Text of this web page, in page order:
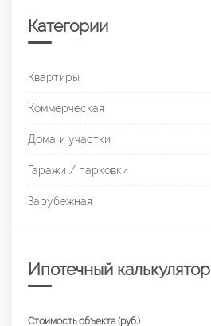
Категории
Квартиры
Коммерческая
Дома и участки
Гаражи / парковки
Зарубежная
Ипотечный калькулятор
Стоимость объекта (руб.)